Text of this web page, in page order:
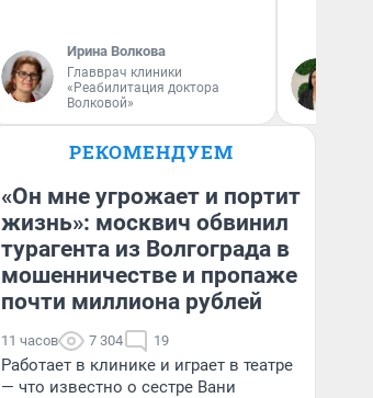
Ирина Волкова
Главврач клиники
«Реабилитация доктора
Волковой»
РЕКОМЕНДУЕМ
«Он мне угрожает и портит
жизнь»: москвич обвинил
турагента из Волгограда в
мошенничестве и пропаже
почти миллиона рублей
11 часов 7 304 19
Работает в клинике и играет в театре
— что известно о сестре Вани